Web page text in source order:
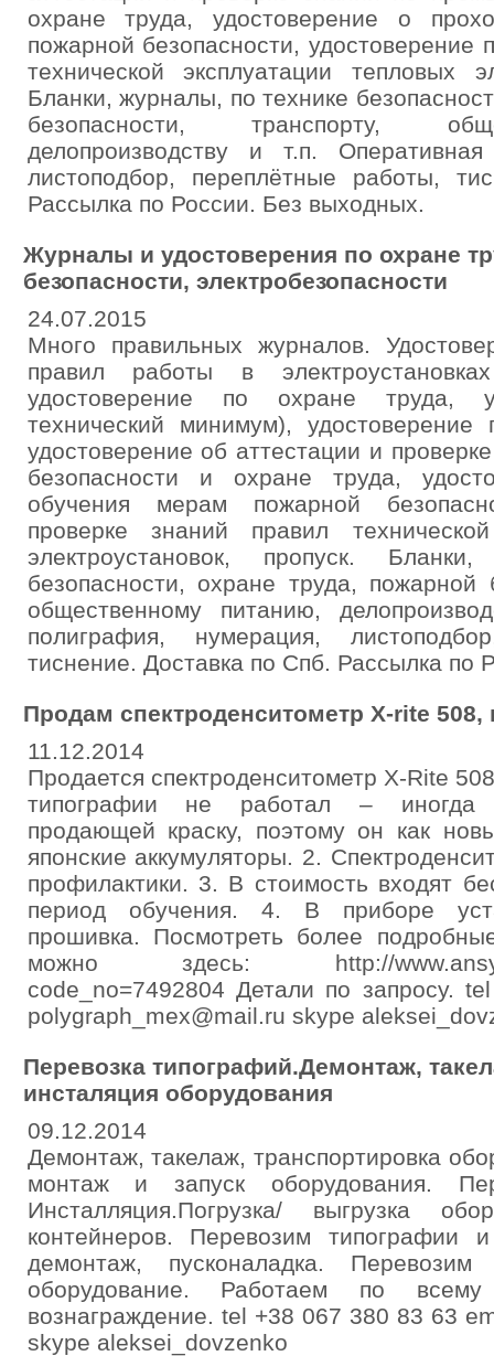
охране труда, удостоверение о
пожарной безопасности, удостоверение
технической эксплуатации тепловых
Бланки, журналы, по технике
безопасности, транспорту,
делопроизводству и т.п.
листоподбор, переплётные работы,
Рассылка по России. Без выходных.
Журналы и удостоверения по охране
безопасности, электробезопасности
24.07.2015
Много правильных журналов.
правил работы в
удостоверение по охране труда,
технический минимум), удостоверение
удостоверение об аттестации и
безопасности и охране труда,
обучения мерам пожарной
проверке знаний правил
электроустановок, пропуск.
безопасности, охране труда, пожарной
общественному питанию,
полиграфия, нумерация,
тиснение. Доставка по Спб. Рассылка по
Продам спектроденситометр X-rite
11.12.2014
Продается спектроденситометр X-Rite
типографии не работал – иногда
продающей краску, поэтому он как
японские аккумуляторы. 2.
профилактики. 3. В стоимость входят
период обучения. 4. В приборе
прошивка. Посмотреть более
можно здесь: http://
code_no=7492804 Детали по запросу.
polygraph_mex@mail.ru skype
Перевозка типографий.Демонтаж,
инсталяция оборудования
09.12.2014
Демонтаж, такелаж, транспортировка
монтаж и запуск оборудования.
Инсталляция.Погрузка/ выгрузка
контейнеров. Перевозим
демонтаж, пусконаладка. Перевозим
оборудование. Работаем по
вознаграждение. tel +38 067 380 83 63
skype aleksei_dovzenko